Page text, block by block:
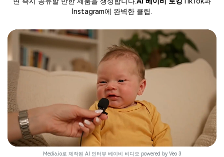
Instagram에 완벽한 클립.
Media.io로 제작된 AI 인터뷰 베이비 비디오 powered by Veo 3